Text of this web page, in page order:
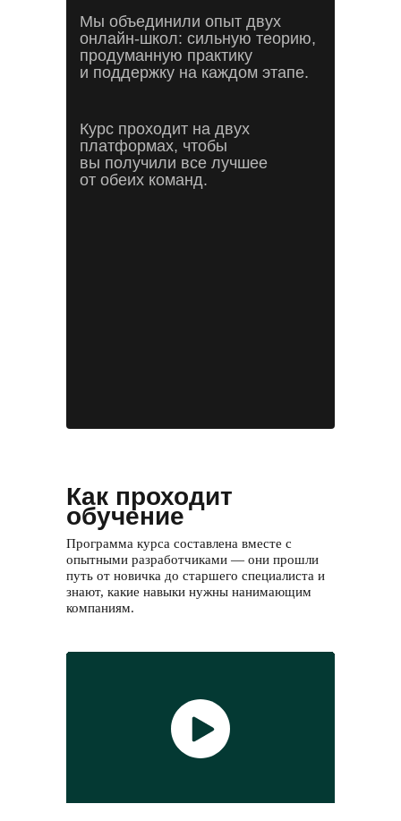
Мы объединили опыт двух
онлайн-школ: сильную теорию,
продуманную практику
и поддержку на каждом этапе.
Курс проходит на двух
платформах, чтобы
вы получили все лучшее
от обеих команд.
Как проходит
обучение
Программа курса составлена вместе с
опытными разработчиками — они прошли
путь от новичка до старшего специалиста и
знают, какие навыки нужны нанимающим
компаниям.